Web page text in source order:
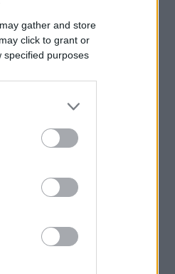
gather and store
click to grant or
specified purposes
σαφές. Για
το συμμαχικό
δεν έχει
έχει «σαφές